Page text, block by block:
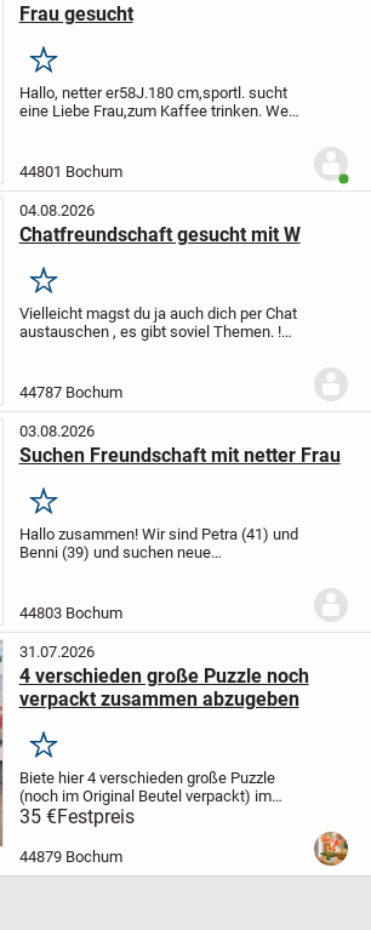
Frau gesucht
Merken
Hallo, netter er58J.180 cm,sportl. sucht
eine Liebe Frau,zum Kaffee trinken. Wenn
44801 Bochum
04.08.2026
Chatfreundschaft gesucht mit W
Merken
Vielleicht magst du ja auch dich per Chat
austauschen , es gibt soviel Themen. !
44787 Bochum
03.08.2026
Suchen Freundschaft mit netter Frau
Merken
Hallo zusammen!Wir sind Petra (41) und
Benni (39) und suchen neue
aus der näheren Umgebung sein.
44803 Bochum
31.07.2026
4 verschieden große Puzzle noch
verpackt zusammen abzugeben
Merken
Biete hier 4 verschieden große Puzzle
(noch im Original Beutel verpackt) im
Komplettpaket für 35,-€.F.P.an. Nähere
Beschreibung, siehe die jeweiligen
Einzelinserate. Die Puzzle sind ab sofort...
35 €Festpreis
44879 Bochum